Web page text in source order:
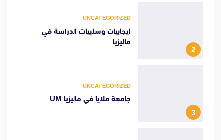
2
UNCATEGORIZED
ايجابيات وسلبيات الدراسة في
ماليزيا
3
UNCATEGORIZED
جامعة ملايا في ماليزيا UM